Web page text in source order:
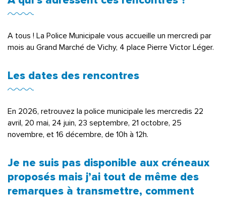
A tous ! La Police Municipale vous accueille un mercredi par
mois au Grand Marché de Vichy, 4 place Pierre Victor Léger.
Les dates des rencontres
En 2026, retrouvez la police municipale les mercredis 22
avril, 20 mai, 24 juin, 23 septembre, 21 octobre, 25
novembre, et 16 décembre, de 10h à 12h.
Je ne suis pas disponible aux créneaux
proposés mais j’ai tout de même des
remarques à transmettre, comment